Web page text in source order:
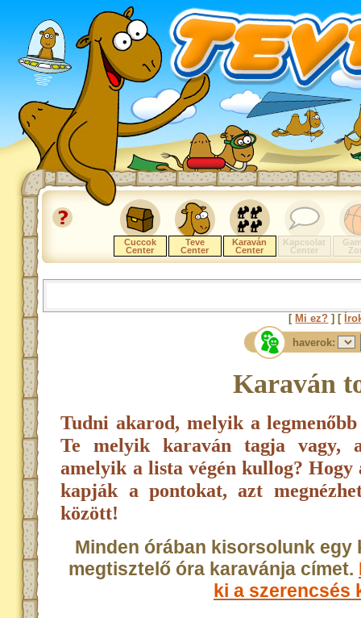
Cuccok
Center
Teve
Center
Karaván
Center
Kapcsolat
Center
[ Mi ez? ] [
haverok:
Karaván
Tudni akarod, melyik a
Te melyik karaván tagja vagy,
amelyik a lista végén kullog?
kapják a pontokat, azt
között!
Minden órában kisorsolunk egy
megtisztelő óra karavánja címet.
ki a szerencsés